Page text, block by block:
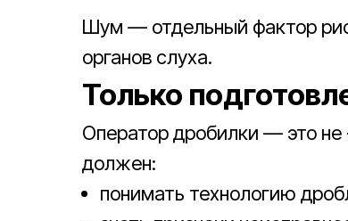
Шум — отдельный фактор
органов слуха.
Только
Оператор дробилки — это
должен:
понимать технологию